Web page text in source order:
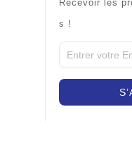
Recevoir les
s !